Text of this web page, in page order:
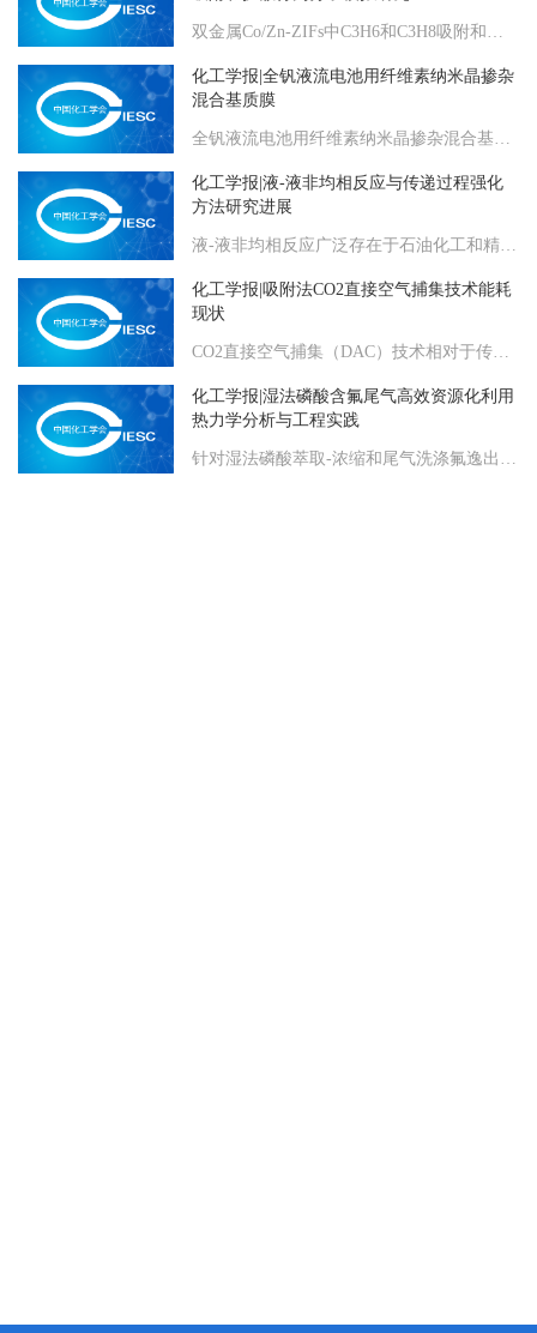
双金属Co/Zn-ZIFs中C3H6和C3H8吸附和扩散行为分子模拟研究齐昊 1 王玉杰 1,2 李申辉 1邹琦 2刘轶群 2赵之
化工学报|全钒液流电池用纤维素纳米晶掺杂
混合基质膜
全钒液流电池用纤维素纳米晶掺杂混合基质膜刘鑫 1,3 郑皓仁 1,3陈强 1丁静怡 3黄康 1,3 徐至 2
化工学报|液-液非均相反应与传递过程强化
方法研究进展
液-液非均相反应广泛存在于石油化工和精细化工的各个领域中。由于液-液两相物理化学性质差异以及相界面的存在，其反应过程通常受本征反应动力学和传递过程的共同影响。因此，增强液-液非均相反应传递过程并使之与反应动力学相匹配，实现原料、能源高效利用一直是研究者们关注的热点之一。围绕液-液非均相反应与传递过程强化机理与应用，以硝化反应、脱氯化氢反应等典型非均相反应为例，结合反应动力学、热力学和传递过程基本特征，综述了传递-反应过程耦合影响反应选择性和时空产率机制，阐述了工业化应用面临的挑战及过程强化解决策略，进而从传递过程匹配反应过程出发，展望了液-液非均相反应过程强化发展方向。
化工学报|吸附法CO2直接空气捕集技术能耗
现状
CO2直接空气捕集（DAC）技术相对于传统的固定源烟气捕集技术具有位置灵活、应用广泛等优势，但由于大气中CO2浓度极低（仅为0.04%左右），DAC技术的高能耗成为阻碍其商业化的首要难题。聚焦吸附法DAC技术的能耗问题，先后进行理论分析和案例引证。DAC技术的CO2分离理想最小功为19.64 kJ·mol-1（温度298.15 K，捕集率50%，纯度95%），为同等条件下烟气捕集技术的3.5倍。再生温度393 K时变温真空吸附循环（TVSA）第二定律分离效率为22.75%。吸附、排空、再生、冷凝、压缩等过程主要通过机械能和热能推动。其中排空过程机械能仅占3%左右；冷凝过程热能可以通过回热循环回收；压缩过程机械能由目标压力决定，在部分研究中计入DAC能耗。吸附过程流动机械能受反应器压降主导，床层厚度减小和吸附剂有序堆积均能够改善流动损耗问题。再生过程热能占DAC能耗的主要部分，为50%~80%，再生温度、反应器与吸附剂的质量比、吸附剂对H2O吸附性的强弱，均能造成热耗的成倍变化。在分析过程能耗的基础上，给出了吸附法DAC在反应器设计、循环方式及操作参数、自然环境及能量来源等方面的能耗优化
化工学报|湿法磷酸含氟尾气高效资源化利用
热力学分析与工程实践
针对湿法磷酸萃取-浓缩和尾气洗涤氟逸出过程，建立了H2SiF6-H2O与H2SiF6-H3PO4-H2SO4-H2O体系热力学平衡下的氟元素气液分配比，模型预测误差在20%之内。基于热力学分析，降低尾气洗涤温度，可增加传质推动力，有利于提高氟吸收传质速率和产出高浓度的氟硅酸溶液，但冷凝水增多，加大了系统水平衡压力。在氟吸收循环回路串联无泵循环闪蒸浓缩氟硅酸的单元操作，设计并实施了7.5万吨P2O5/年WPA尾气减排与资源化利用项目，用低温、高浓度氟硅酸逆流吸收并冷却尾气低于323 K，使含氟尾气过饱和冷凝，既强化尾气氟化物吸收，又避免硅胶颗粒结块丧失流动性，使尾气氟含量≤2 mg/m3，尾气氟回收率≥99%，尾气总量减排20%以上，氟硅酸产品H2SiF6≥18%（质量），提供了一个湿法磷酸含氟尾气高效资源化利用的工程范例。